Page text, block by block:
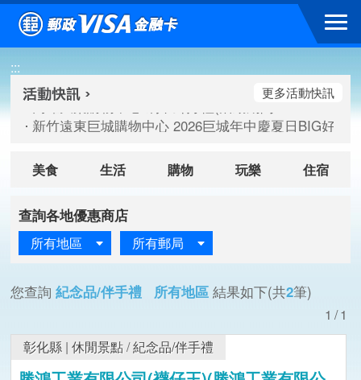
跳到主要內容區塊
:::
高雄大樂購物中心 刷卡郵好禮(活動期間：115/08/07-
臺北三創生活 有點東西第2波 刷卡郵好禮(活動期間：
高雄大樂購物中心 刷卡郵好禮(活動期間：115/08/07-
新竹遠東巨城購物中心 2026巨城年中慶夏日BIG好刷(
更多活動快訊
美食 生活 購物 玩樂 住宿
查詢各地優惠商店
所有地區 所有郵局
您查詢 紀念品/伴手禮 所有地區 結果如下(共2筆)
1/1
彰化縣 |休閒景點/紀念品/伴手禮